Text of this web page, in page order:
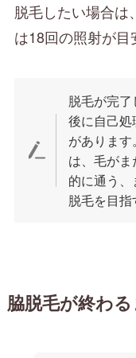
脱毛したい場合は
は18回の照射が目
脱毛が完
後に自己
がありま
は、毛が
的に通う
脱毛を目指
脇脱毛が終わ